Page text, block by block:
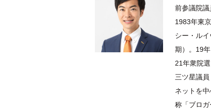
前参議院
1983年東
シー・ル
期）。19
21年衆院
三ツ星議
ネットを
称「ブロガ